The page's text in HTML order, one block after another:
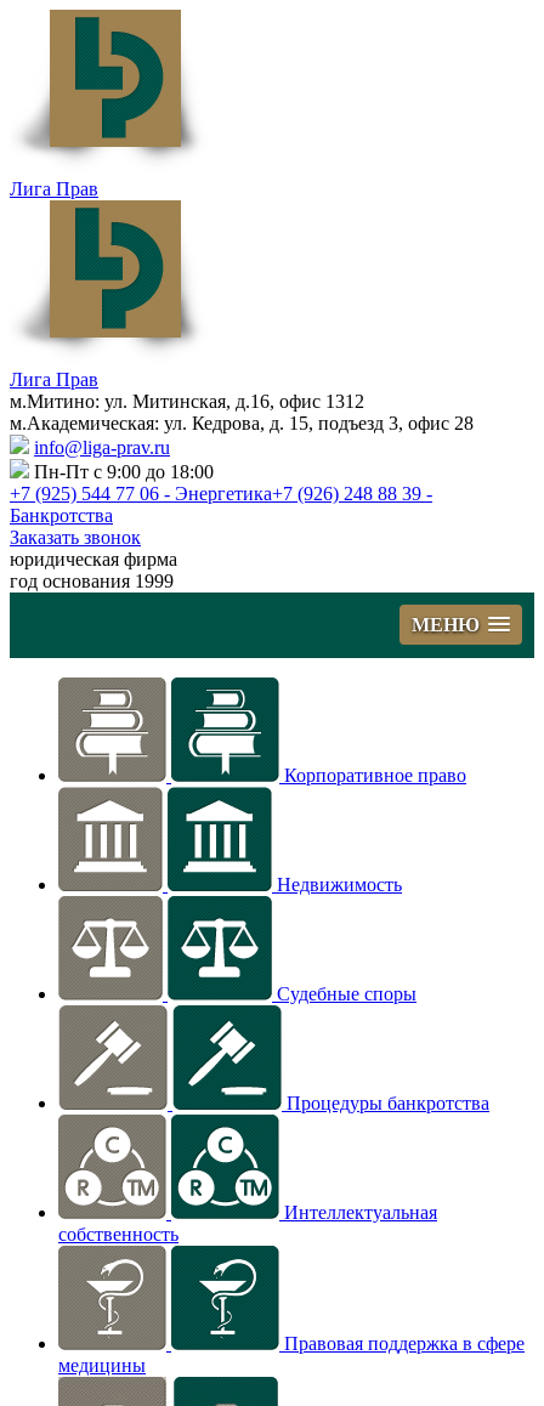
Лига Прав
Лига Прав
м.Митино: ул. Митинская, д.16, офис 1312
м.Академическая: ул. Кедрова, д. 15, подъезд 3, офис 28
info@liga-prav.ru
Пн-Пт с 9:00 до 18:00
+7 (925) 544 77 06 - Энергетика+7 (926) 248 88 39 -
Банкротства
Заказать звонок
юридическая фирма
год основания 1999
МЕНЮ
Корпоративное право
Недвижимость
Судебные споры
Процедуры банкротства
Интеллектуальная
собственность
Правовая поддержка в сфере
медицины